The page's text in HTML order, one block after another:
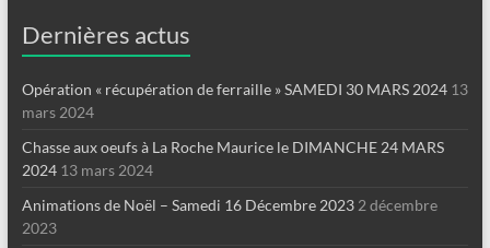
Dernières actus
Opération « récupération de ferraille » SAMEDI 30 MARS 2024 13
mars 2024
Chasse aux oeufs à La Roche Maurice le DIMANCHE 24 MARS
2024 13 mars 2024
Animations de Noël – Samedi 16 Décembre 2023 2 décembre
2023